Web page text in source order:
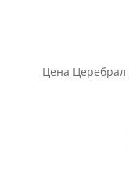
Цена